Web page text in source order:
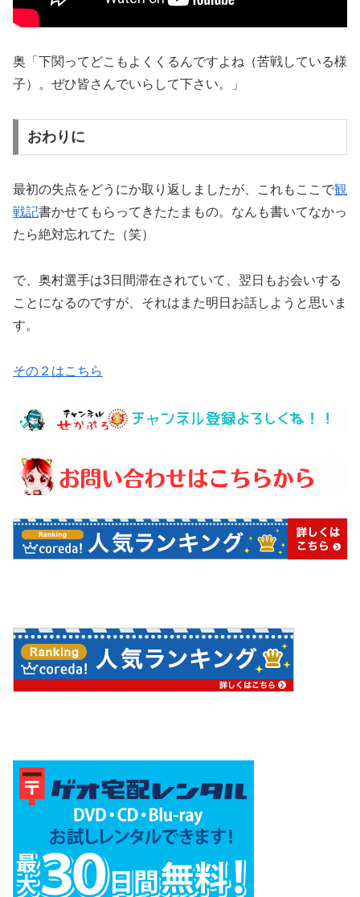
奥「下関ってどこもよくくるんですよね（苦戦している様
子）。ぜひ皆さんでいらして下さい。」
おわりに
最初の失点をどうにか取り返しましたが、これもここで観
戦記書かせてもらってきたたまもの。なんも書いてなかっ
たら絶対忘れてた（笑）
で、奥村選手は3日間滞在されていて、翌日もお会いする
ことになるのですが、それはまた明日お話しようと思いま
す。
その２はこちら